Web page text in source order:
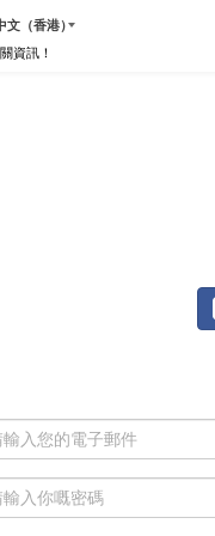
文（香港）
資訊！